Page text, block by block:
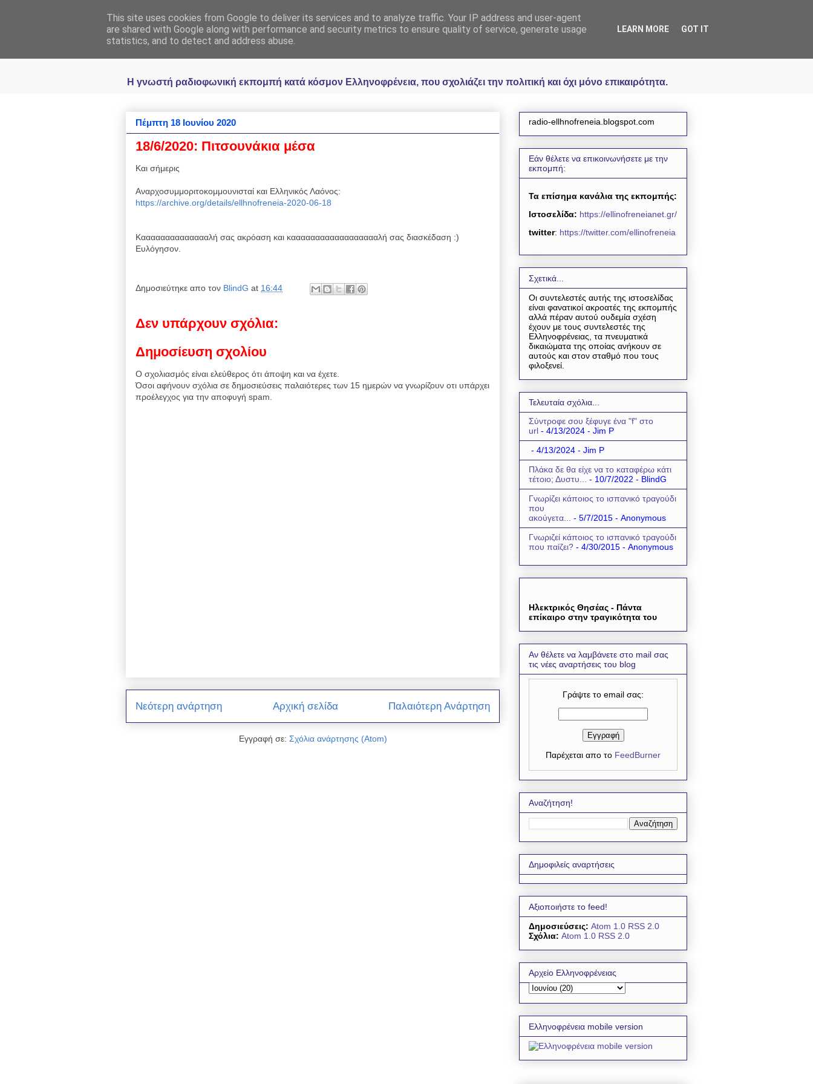
Ραδιοφωνική Ελληνοφρένεια Unofficial
Η γνωστή ραδιοφωνική εκπομπή κατά κόσμον Ελληνοφρένεια, που σχολιάζει την πολιτική και όχι μόνο επικαιρότητα.
Πέμπτη 18 Ιουνίου 2020
18/6/2020: Πιτσουνάκια μέσα
Και σήμερις
Αναρχοσυμμοριτοκομμουνισταί και Ελληνικός Λαόνος:
https://archive.org/details/ellhnofreneia-2020-06-18
Κααααααααααααααλή σας ακρόαση και κααααααααααααααααααλή σας διασκέδαση :)
Ευλόγησον.
Δημοσιεύτηκε απο τον BlindG at 16:44
Δεν υπάρχουν σχόλια:
Δημοσίευση σχολίου
Ο σχολιασμός είναι ελεύθερος ότι άποψη και να έχετε.
Όσοι αφήνουν σχόλια σε δημοσιεύσεις παλαιότερες των 15 ημερών να γνωρίζουν οτι υπάρχει
προέλεγχος για την αποφυγή spam.
Νεότερη ανάρτηση Παλαιότερη Ανάρτηση
Αρχική σελίδα
Εγγραφή σε: Σχόλια ανάρτησης (Atom)
radio-ellhnofreneia.blogspot.com
Εάν θέλετε να επικοινωνήσετε με την
εκπομπή:
Τα επίσημα κανάλια της εκπομπής:
Ιστοσελίδα: https://ellinofreneianet.gr/
twitter: https://twitter.com/ellinofreneia
Σχετικά...
Οι συντελεστές αυτής της ιστοσελίδας
είναι φανατικοί ακροατές της εκπομπής
αλλά πέραν αυτού ουδεμία σχέση
έχουν με τους συντελεστές της
Ελληνοφρένειας, τα πνευματικά
δικαιώματα της οποίας ανήκουν σε
αυτούς και στον σταθμό που τους
φιλοξενεί.
Τελευταία σχόλια...
Σύντροφε σου ξέφυγε ένα "f" στο
url - 4/13/2024 - Jim P
- 4/13/2024 - Jim P
Πλάκα δε θα είχε να το καταφέρω κάτι
τέτοιο; Δυστυ...
- 10/7/2022 - BlindG
Γνωρίζει κάποιος το ισπανικό τραγούδι
που
ακούγετα...
- 5/7/2015 - Anonymous
Γνωριζεί κάποιος το ισπανικό τραγούδι
που παίζει? - 4/30/2015 - Anonymous
Ηλεκτρικός Θησέας - Πάντα
επίκαιρο στην τραγικότητα του
Αν θέλετε να λαμβάνετε στο mail σας
τις νέες αναρτήσεις του blog
Γράψτε το email σας:
Παρέχεται απο το FeedBurner
Αναζήτηση!
Δημοφιλείς αναρτήσεις
Αξιοποιήστε το feed!
Δημοσιεύσεις: Atom 1.0 RSS 2.0
Σχόλια: Atom 1.0 RSS 2.0
Αρχείο Ελληνοφρένειας
Ελληνοφρένεια mobile version
This site uses cookies from Google to deliver its services and to analyze traffic. Your IP address and user-agent
are shared with Google along with performance and security metrics to ensure quality of service, generate usage
statistics, and to detect and address abuse.
LEARN MORE GOT IT